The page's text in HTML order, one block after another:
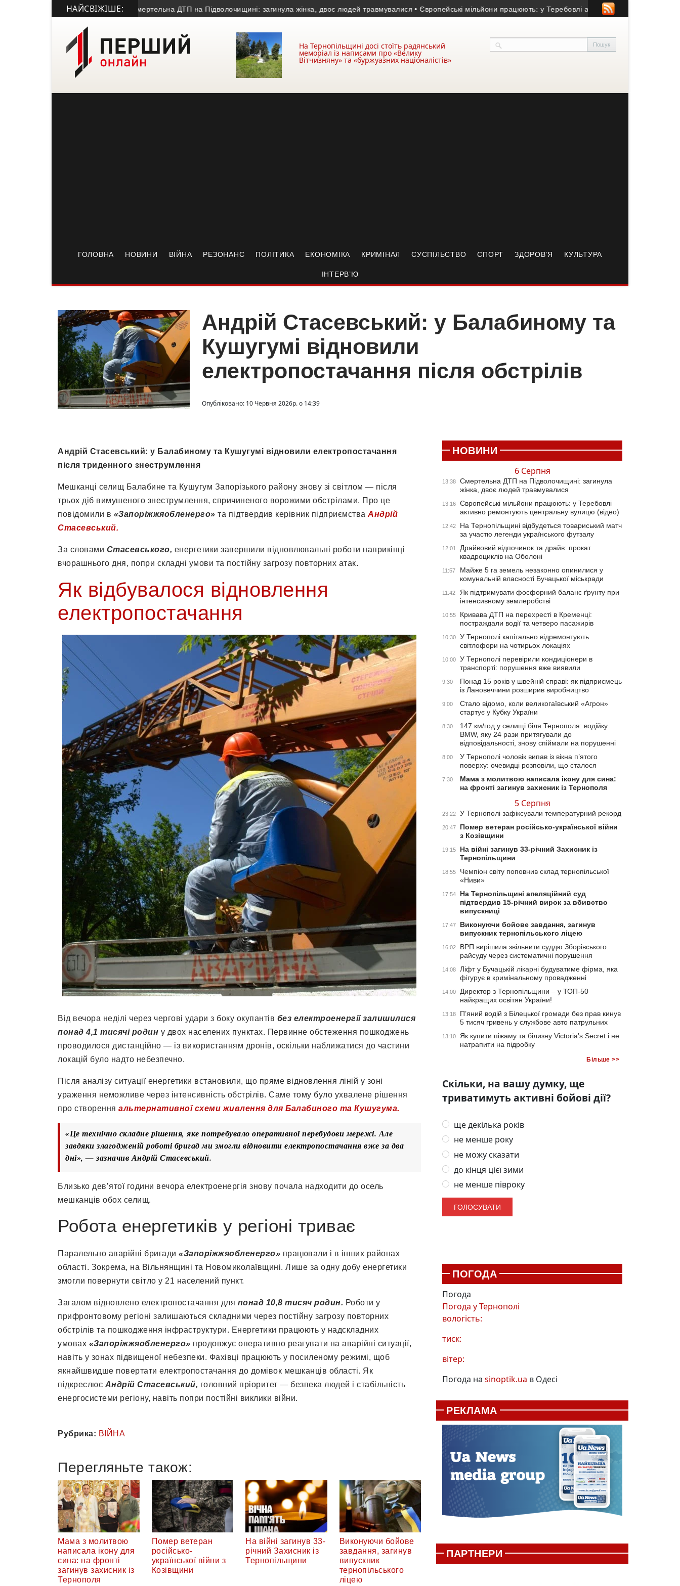
НАЙСВІЖІШЕ:• Смертельна ДТП на Підволочищині: загинула жінка, двоє людей травмувалися • Європейські мільйони працюють: у Теребовлі активно ремонтують центральну
На Тернопільщині досі стоїть радянський
меморіал із написами про «Велику
Вітчизняну» та «буржуазних націоналістів»
ГОЛОВНА НОВИНИ ВІЙНА РЕЗОНАНС ПОЛІТИКА ЕКОНОМІКА КРИМІНАЛ СУСПІЛЬСТВО СПОРТ ЗДОРОВ’Я КУЛЬТУРА
ІНТЕРВ’Ю
Андрій Стасевський: у Балабиному та
Кушугумі відновили
електропостачання після обстрілів
Опубліковано: 10 Червня 2026р. о 14:39
Андрій Стасевський: у Балабиному та Кушугумі відновили електропостачання
після триденного знеструмлення
Мешканці селищ Балабине та Кушугум Запорізького району знову зі світлом — після
трьох діб вимушеного знеструмлення, спричиненого ворожими обстрілами. Про це
повідомили в «Запоріжжяобленерго» та підтвердив керівник підприємства Андрій
Стасевський.
За словами Стасевського, енергетики завершили відновлювальні роботи наприкінці
вчорашнього дня, попри складні умови та постійну загрозу повторних атак.
Як відбувалося відновлення
електропостачання
Від вечора неділі через чергові удари з боку окупантів без електроенергії залишилися
понад 4,1 тисячі родин у двох населених пунктах. Первинне обстеження пошкоджень
проводилося дистанційно — із використанням дронів, оскільки наближатися до частини
локацій було надто небезпечно.
Після аналізу ситуації енергетики встановили, що пряме відновлення ліній у зоні
ураження неможливе через інтенсивність обстрілів. Саме тому було ухвалене рішення
про створення альтернативної схеми живлення для Балабиного та Кушугума.
«Це технічно складне рішення, яке потребувало оперативної перебудови мережі. Але
завдяки злагодженій роботі бригад ми змогли відновити електропостачання вже за два
дні», — зазначив Андрій Стасевський.
Близько дев’ятої години вечора електроенергія знову почала надходити до осель
мешканців обох селищ.
Робота енергетиків у регіоні триває
Паралельно аварійні бригади «Запоріжжяобленерго» працювали і в інших районах
області. Зокрема, на Вільнянщині та Новомиколаївщині. Лише за одну добу енергетики
змогли повернути світло у 21 населений пункт.
Загалом відновлено електропостачання для понад 10,8 тисяч родин. Роботи у
прифронтовому регіоні залишаються складними через постійну загрозу повторних
обстрілів та пошкодження інфраструктури. Енергетики працюють у надскладних
умовах «Запоріжжяобленерго» продовжує оперативно реагувати на аварійні ситуації,
навіть у зонах підвищеної небезпеки. Фахівці працюють у посиленому режимі, щоб
якнайшвидше повертати електропостачання до домівок мешканців області. Як
підкреслює Андрій Стасевський, головний пріоритет — безпека людей і стабільність
енергосистеми регіону, навіть попри постійні виклики війни.
Рубрика: ВІЙНА
Перегляньте також:
Мама з молитвою
написала ікону для
сина: на фронті
загинув захисник із
Тернополя
Помер ветеран
російсько-
української війни з
Козівщини
На війні загинув 33-
річний Захисник із
Тернопільщини
Виконуючи бойове
завдання, загинув
випускник
тернопільського
ліцею
НОВИНИ
6 Серпня
13:38
Смертельна ДТП на Підволочищині: загинула
жінка, двоє людей травмувалися
13:16
Європейські мільйони працюють: у Теребовлі
активно ремонтують центральну вулицю (відео)
12:42
На Тернопільщині відбудеться товариський матч
за участю легенди українського футзалу
12:01
Драйвовий відпочинок та драйв: прокат
квадроциклів на Оболоні
11:57
Майже 5 га земель незаконно опинилися у
комунальній власності Бучацької міськради
11:42
Як підтримувати фосфорний баланс ґрунту при
інтенсивному землеробстві
10:55
Кривава ДТП на перехресті в Кременці:
постраждали водії та четверо пасажирів
10:30
У Тернополі капітально відремонтують
світлофори на чотирьох локаціях
10:00
У Тернополі перевірили кондиціонери в
транспорті: порушення вже виявили
9:30
Понад 15 років у швейній справі: як підприємець
із Лановеччини розширив виробництво
9:00
Стало відомо, коли великогаївський «Агрон»
стартує у Кубку України
8:30
147 км/год у селищі біля Тернополя: водійку
BMW, яку 24 рази притягували до
відповідальності, знову спіймали на порушенні
8:00
У Тернополі чоловік випав із вікна п’ятого
поверху: очевидці розповіли, що сталося
7:30
Мама з молитвою написала ікону для сина:
на фронті загинув захисник із Тернополя
5 Серпня
23:22 У Тернополі зафіксували температурний рекорд
20:47
Помер ветеран російсько-української війни
з Козівщини
19:15
На війні загинув 33-річний Захисник із
Тернопільщини
18:55
Чемпіон світу поповнив склад тернопільської
«Ниви»
17:54
На Тернопільщині апеляційний суд
підтвердив 15-річний вирок за вбивство
випускниці
17:47
Виконуючи бойове завдання, загинув
випускник тернопільського ліцею
16:02
ВРП вирішила звільнити суддю Зборівського
райсуду через систематичні порушення
14:08
Ліфт у Бучацькій лікарні будуватиме фірма, яка
фігурує в кримінальному провадженні
14:00
Директор з Тернопільщини – у ТОП-50
найкращих освітян України!
13:18
П’яний водій з Білецької громади без прав кинув
5 тисяч гривень у службове авто патрульних
13:10
Як купити піжаму та білизну Victoria’s Secret і не
натрапити на підробку
Більше >>
Скільки, на вашу думку, ще
триватимуть активні бойові дії?
ще декілька років
не менше року
не можу сказати
до кінця цієї зими
не менше півроку
ПОГОДА
Погода
Погода уТернополі
вологість:
тиск:
вітер:
Погода на sinoptik.ua в Одесі
РЕКЛАМА
ПАРТНЕРИ